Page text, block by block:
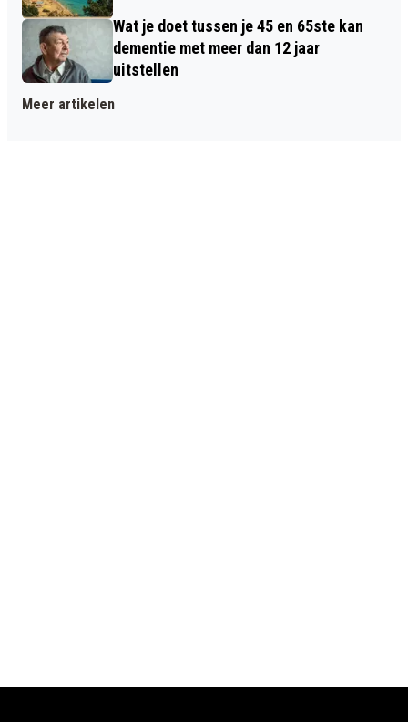
Wat je doet tussen je 45 en 65ste kan
dementie met meer dan 12 jaar
uitstellen
Meer artikelen